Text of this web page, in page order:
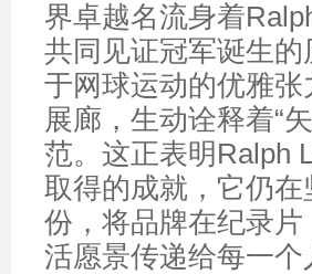
界卓越名流身着
共同见证冠军诞生
于网球运动的优雅
展廊，生动诠释着“
范。这正表明Ralph
取得的成就，它仍在
份，将品牌在纪录
活愿景传递给每一